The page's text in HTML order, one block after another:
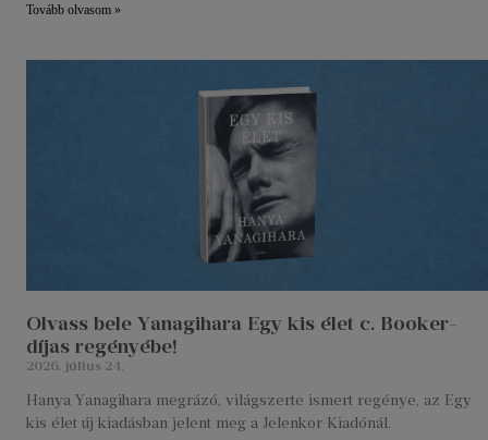
Tovább olvasom »
Olvass bele Yanagihara Egy kis élet c. Booker-
díjas regényébe!
2026. július 24.
Hanya Yanagihara megrázó, világszerte ismert regénye, az Egy
kis élet új kiadásban jelent meg a Jelenkor Kiadónál.